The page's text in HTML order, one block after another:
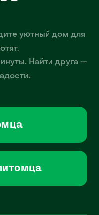
уютный дом для
Найти друга —